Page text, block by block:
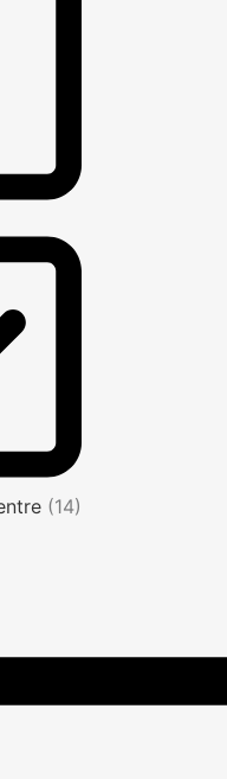
(14)